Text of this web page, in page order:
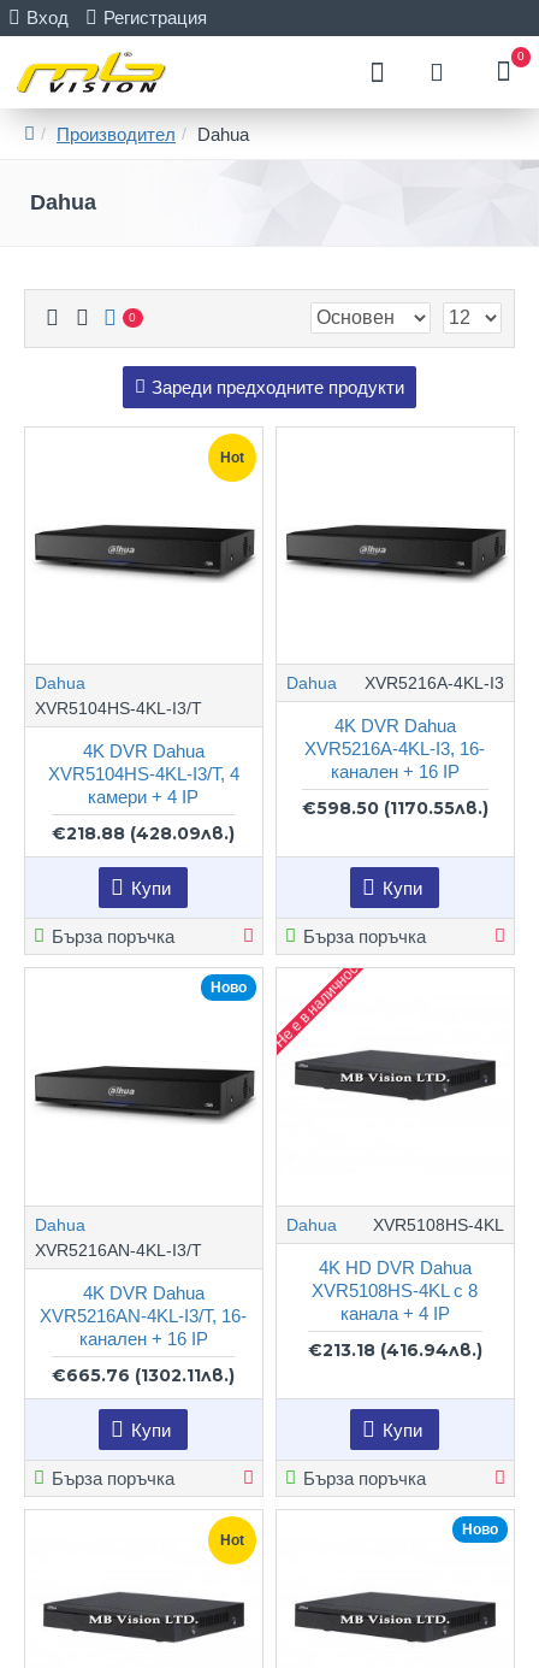
Вход Регистрация
0
Производител Dahua
Dahua
0
Зареди предходните продукти
Hot
Dahua
XVR5104HS-4KL-I3/T
4K DVR Dahua
XVR5104HS-4KL-I3/T, 4
камери + 4 IP
€218.88 (428.09лв.)
Купи
Бърза поръчка
Dahua XVR5216A-4KL-I3
4K DVR Dahua
XVR5216A-4KL-I3, 16-
канален + 16 IP
€598.50 (1170.55лв.)
Купи
Бърза поръчка
Ново
Dahua
XVR5216AN-4KL-I3/T
4K DVR Dahua
XVR5216AN-4KL-I3/T, 16-
канален + 16 IP
€665.76 (1302.11лв.)
Купи
Бърза поръчка
Не е в наличност
Dahua XVR5108HS-4KL
4K HD DVR Dahua
XVR5108HS-4KL с 8
канала + 4 IP
€213.18 (416.94лв.)
Купи
Бърза поръчка
Hot
Ново